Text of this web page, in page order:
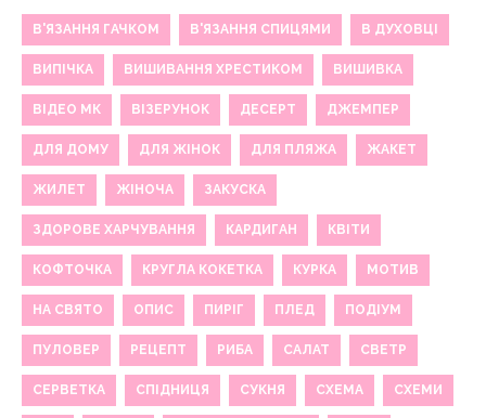
В'ЯЗАННЯ ГАЧКОМ В'ЯЗАННЯ СПИЦЯМИ В ДУХОВЦІ
ВИПІЧКА ВИШИВАННЯ ХРЕСТИКОМ ВИШИВКА
ВІДЕО МК ВІЗЕРУНОК ДЕСЕРТ ДЖЕМПЕР
ДЛЯ ДОМУ ДЛЯ ЖІНОК ДЛЯ ПЛЯЖА ЖАКЕТ
ЖИЛЕТ ЖІНОЧА ЗАКУСКА
ЗДОРОВЕ ХАРЧУВАННЯ КАРДИГАН КВІТИ
КОФТОЧКА КРУГЛА КОКЕТКА КУРКА МОТИВ
НА СВЯТО ОПИС ПИРІГ ПЛЕД ПОДІУМ
ПУЛОВЕР РЕЦЕПТ РИБА САЛАТ СВЕТР
СЕРВЕТКА СПІДНИЦЯ СУКНЯ СХЕМА СХЕМИ